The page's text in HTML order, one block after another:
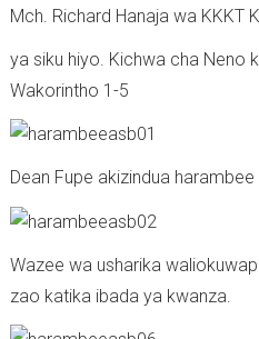
Mch. Richard Hanaja wa KKKT
ya siku hiyo. Kichwa cha Neno
Wakorintho 1-5
Dean Fupe akizindua
Wazee wa usharika
zao katika ibada ya kwanza.